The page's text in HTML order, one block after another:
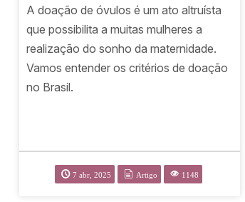
A doação de óvulos é um ato altruísta
que possibilita a muitas mulheres a
realização do sonho da maternidade.
Vamos entender os critérios de doação
no Brasil.
7 abr, 2025 Artigo 1148